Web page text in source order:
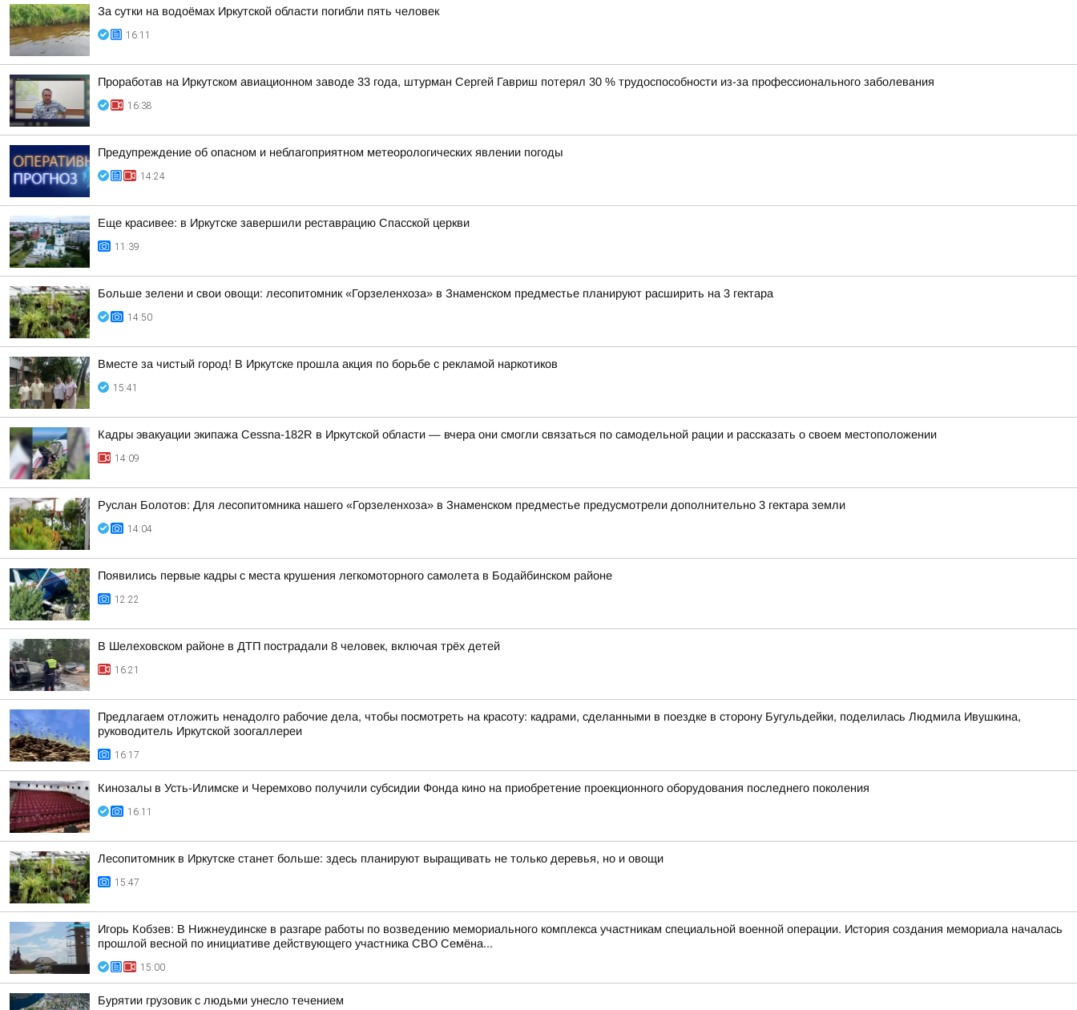
За сутки на водоёмах Иркутской области погибли пять человек
16:11
Проработав на Иркутском авиационном заводе 33 года, штурман Сергей Гавриш потерял 30 % трудоспособности из-за профессионального заболевания
16:38
Предупреждение об опасном и неблагоприятном метеорологических явлении погоды
14:24
Еще красивее: в Иркутске завершили реставрацию Спасской церкви
11:39
Больше зелени и свои овощи: лесопитомник «Горзеленхоза» в Знаменском предместье планируют расширить на 3 гектара
14:50
Вместе за чистый город! В Иркутске прошла акция по борьбе с рекламой наркотиков
15:41
Кадры эвакуации экипажа Cessna-182R в Иркутской области — вчера они смогли связаться по самодельной рации и рассказать о своем местоположении
14:09
Руслан Болотов: Для лесопитомника нашего «Горзеленхоза» в Знаменском предместье предусмотрели дополнительно 3 гектара земли
14:04
Появились первые кадры с места крушения легкомоторного самолета в Бодайбинском районе
12:22
В Шелеховском районе в ДТП пострадали 8 человек, включая трёх детей
16:21
Предлагаем отложить ненадолго рабочие дела, чтобы посмотреть на красоту: кадрами, сделанными в поездке в сторону Бугульдейки, поделилась Людмила Ивушкина,
руководитель Иркутской зоогаллереи
16:17
Кинозалы в Усть-Илимске и Черемхово получили субсидии Фонда кино на приобретение проекционного оборудования последнего поколения
16:11
Лесопитомник в Иркутске станет больше: здесь планируют выращивать не только деревья, но и овощи
15:47
Игорь Кобзев: В Нижнеудинске в разгаре работы по возведению мемориального комплекса участникам специальной военной операции. История создания мемориала началась
прошлой весной по инициативе действующего участника СВО Семёна...
15:00
Бурятии грузовик с людьми унесло течением